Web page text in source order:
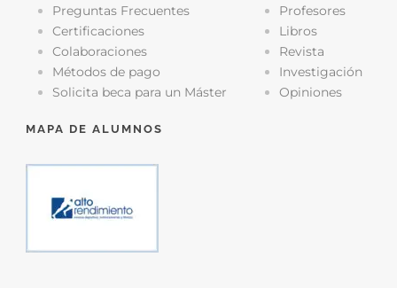
Preguntas Frecuentes
Certificaciones
Colaboraciones
Métodos de pago
Solicita beca para un Máster
Profesores
Libros
Revista
Investigación
Opiniones
MAPA DE ALUMNOS